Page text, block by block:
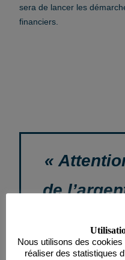
sera de lancer les
financiers.
«
de
Nous utilisons des
réaliser des statistiques